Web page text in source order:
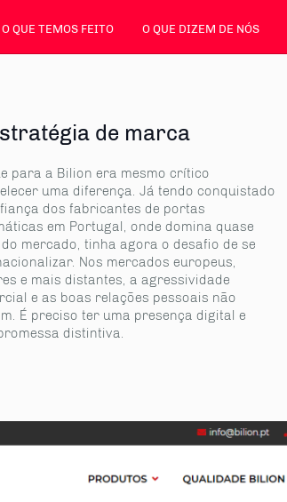
O QUE TEMOS FEITO O QUE DIZEM DE NÓS
de marca
para a Bilion era mesmo crítico
uma diferença. Já tendo conquistado
dos fabricantes de portas
em Portugal, onde domina quase
do mercado, tinha agora o desafio de se
Nos mercados europeus,
e mais distantes, a agressividade
e as boas relações pessoais não
É preciso ter uma presença digital e
distintiva.